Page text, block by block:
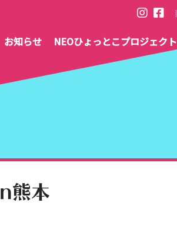
お知らせ NEOひょっとこプロジェクト
熊本